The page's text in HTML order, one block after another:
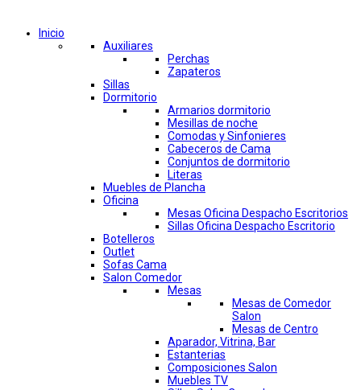
Inicio
Auxiliares
Perchas
Zapateros
Sillas
Dormitorio
Armarios dormitorio
Mesillas de noche
Comodas y Sinfonieres
Cabeceros de Cama
Conjuntos de dormitorio
Literas
Muebles de Plancha
Oficina
Mesas Oficina Despacho Escritorios
Sillas Oficina Despacho Escritorio
Botelleros
Outlet
Sofas Cama
Salon Comedor
Mesas
Mesas de Comedor
Salon
Mesas de Centro
Aparador, Vitrina, Bar
Estanterias
Composiciones Salon
Muebles TV